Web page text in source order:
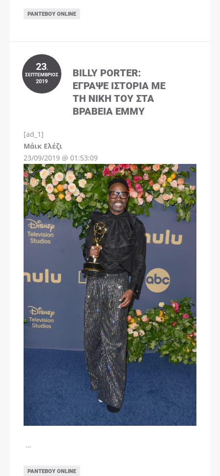
ΡΑΝΤΕΒΟΎ ONLINE
23.
ΣΕΠΤΈΜΒΡΙΟΣ
2019
BILLY PORTER:
ΈΓΡΑΨΕ ΙΣΤΟΡΊΑ ΜΕ
ΤΗ ΝΊΚΗ ΤΟΥ ΣΤΑ
ΒΡΑΒΕΊΑ EMMY
[ad_1]
Μάικ ΕλέζιInstagram
23/09/2019 @ 01:53:09
…
ΡΑΝΤΕΒΟΎ ONLINE